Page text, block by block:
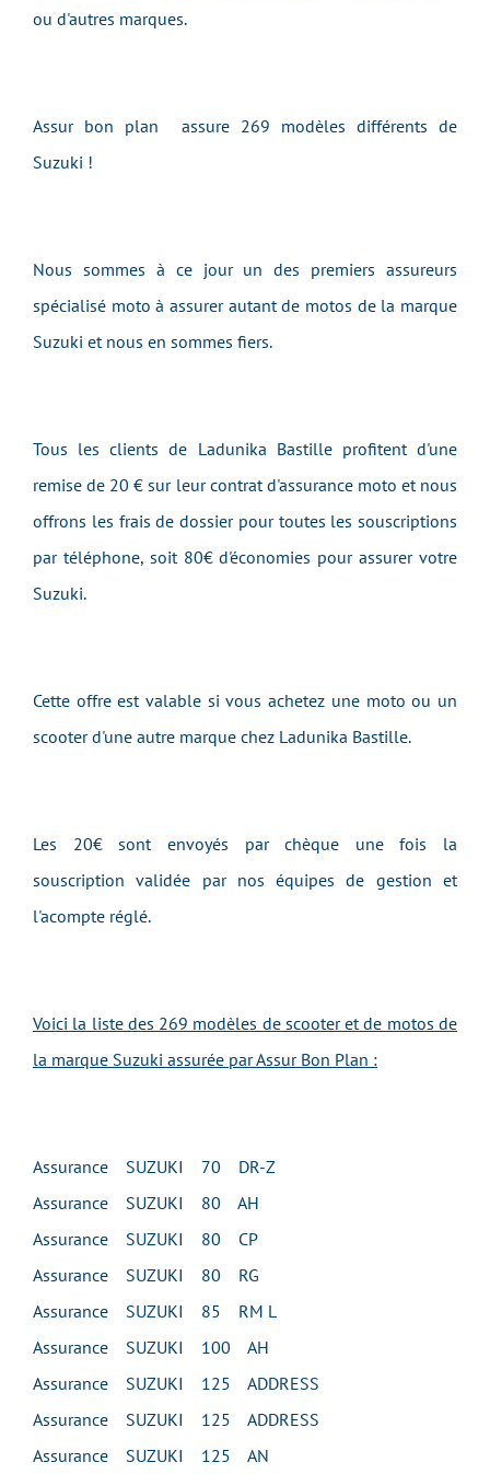
ou d'autres marques.
Assur bon plan assure 269 modèles différents de
Suzuki !
Nous sommes à ce jour un des premiers assureurs
spécialisé moto à assurer autant de motos de la marque
Suzuki et nous en sommes fiers.
Tous les clients de Ladunika Bastille profitent d'une
remise de 20 € sur leur contrat d'assurance moto et nous
offrons les frais de dossier pour toutes les souscriptions
par téléphone, soit 80€ d'économies pour assurer votre
Suzuki.
Cette offre est valable si vous achetez une moto ou un
scooter d'une autre marque chez Ladunika Bastille.
Les 20€ sont envoyés par chèque une fois la
souscription validée par nos équipes de gestion et
l'acompte réglé.
Voici la liste des 269 modèles de scooter et de motos de
la marque Suzuki assurée par Assur Bon Plan :
Assurance SUZUKI 70 DR-Z
Assurance SUZUKI 80 AH
Assurance SUZUKI 80 CP
Assurance SUZUKI 80 RG
Assurance SUZUKI 85 RM L
Assurance SUZUKI 100 AH
Assurance SUZUKI 125 ADDRESS
Assurance SUZUKI 125 ADDRESS
Assurance SUZUKI 125 AN